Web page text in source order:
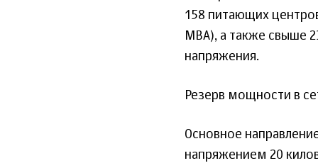
158 питающих
МВА), а также свыше
напряжения.
Резерв мощности в
Основное
напряжением 20